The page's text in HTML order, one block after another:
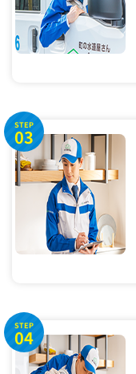
STEP
03
STEP
04